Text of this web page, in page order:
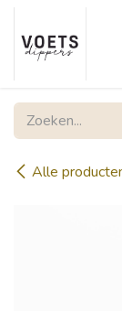
Overslaan naar
Alle